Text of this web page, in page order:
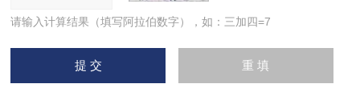
请输入计算结果（填写阿拉伯数字），如：三加四=7